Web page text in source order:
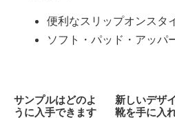
便利なスリップオンスタ
ソフト・パッド・アッパ
サンプルはどのよ
うに入手できます
新しいデザ
靴を手に入